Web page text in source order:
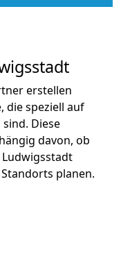
erstellen
die speziell auf
Diese
davon, ob
planen.